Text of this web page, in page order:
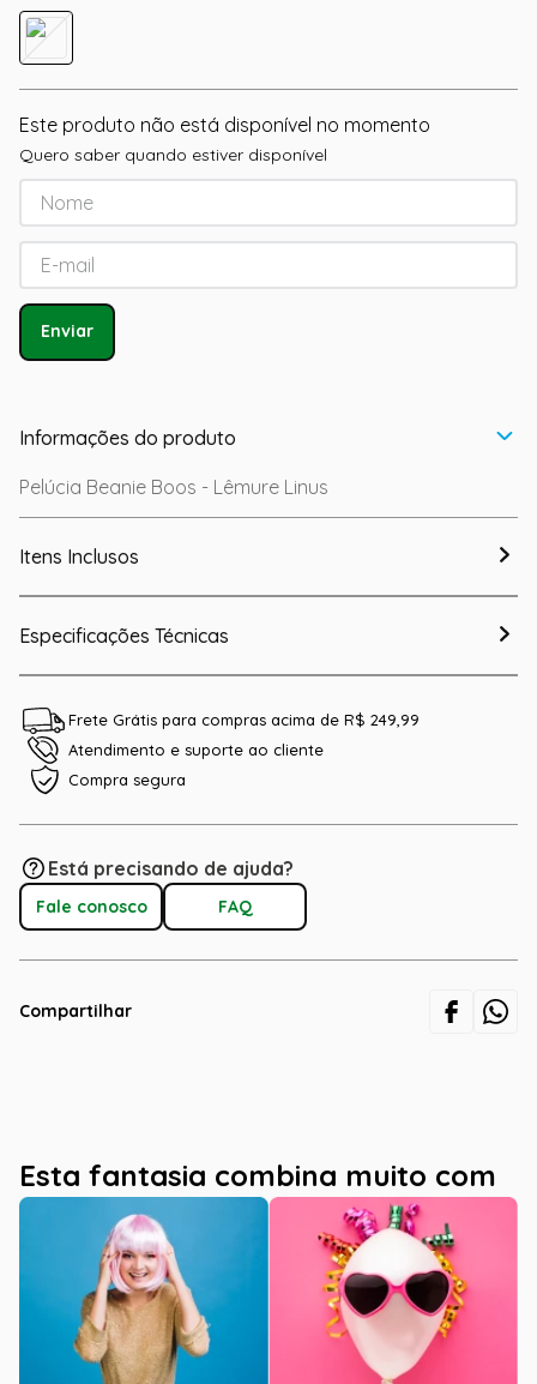
Este produto não está disponível no momento
Quero saber quando estiver disponível
Enviar
Informações do produto
Pelúcia Beanie Boos - Lêmure Linus
Itens Inclusos
Especificações Técnicas
Frete Grátis para compras acima de R$ 249,99
Atendimento e suporte ao cliente
Compra segura
Está precisando de ajuda?
Fale conosco FAQ
Compartilhar
Esta fantasia combina muito com